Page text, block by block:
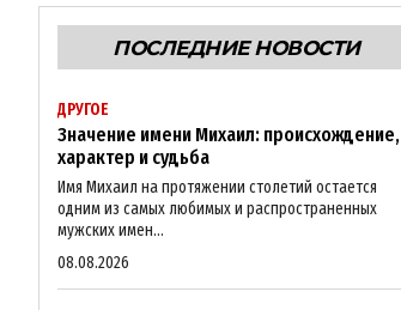
ПОСЛЕДНИЕ НОВОСТИ
ДРУГОЕ
Значение имени Михаил: происхождение,
характер и судьба
Имя Михаил на протяжении столетий остается
одним из самых любимых и распространенных
мужских имен...
08.08.2026